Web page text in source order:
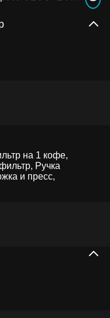
на 1 кофе,
Ручка
и пресс,